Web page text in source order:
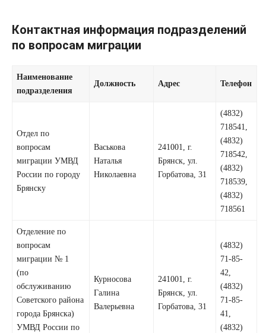
Контактная информация подразделений
по вопросам миграции
Наименование
подразделения
Должность Адрес Телефон
Отдел по
вопросам
миграции УМВД
России по городу
Брянску
Васькова
Наталья
Николаевна
241001, г.
Брянск, ул.
Горбатова, 31
(4832)
718541,
(4832)
718542,
(4832)
718539,
(4832)
718561
Отделение по
вопросам
миграции № 1
(по
обслуживанию
Советского района
города Брянска)
УМВД России по
Курносова
Галина
Валерьевна
241001, г.
Брянск, ул.
Горбатова, 31
(4832)
71-85-
42,
(4832)
71-85-
41,
(4832)